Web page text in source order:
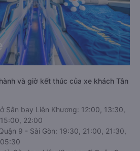
và giờ kết thúc của xe khách Tân
Sân bay Liên Khương: 12:00, 13:30,